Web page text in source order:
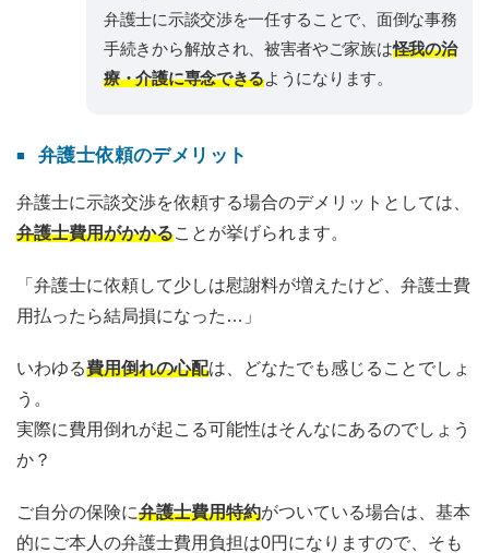
弁護士に示談交渉を一任することで、面倒な事務
手続きから解放され、被害者やご家族は怪我の治
療・介護に専念できるようになります。
弁護士依頼のデメリット
弁護士に示談交渉を依頼する場合のデメリットとしては、
弁護士費用がかかることが挙げられます。
「弁護士に依頼して少しは慰謝料が増えたけど、弁護士費
用払ったら結局損になった…」
いわゆる費用倒れの心配は、どなたでも感じることでしょ
う。
実際に費用倒れが起こる可能性はそんなにあるのでしょう
か？
ご自分の保険に弁護士費用特約がついている場合は、基本
的にご本人の弁護士費用負担は0円になりますので、そも